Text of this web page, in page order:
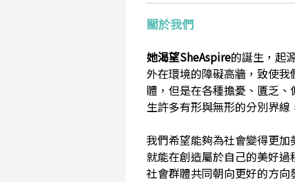
關於我們
她渴望SheAspire的誕生，起
外在環境的障礙高牆，致使
體，但是在各種擔憂、匱乏
生許多有形與無形的分別界
我們希望能夠為社會變得更
就能在創造屬於自己的美好
社會群體共同朝向更好的方向